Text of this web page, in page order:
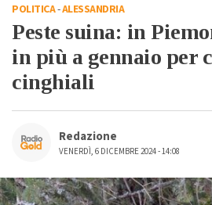
POLITICA-ALESSANDRIA
Peste suina: in
in più a gennaio per
cinghiali
Redazione
VENERDÌ, 6 DICEMBRE 2024 - 14:08